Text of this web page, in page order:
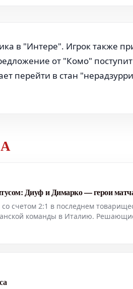
в "Интере". Игрок также
от "Комо"
перейти в стан
Диуф и Димарко — герои
счетом 2:1 в последнем
команды в Италию.
установил Франсиско Консейсау.